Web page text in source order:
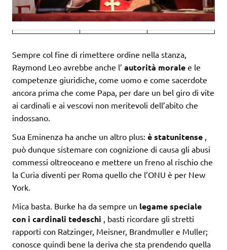
Sempre col fine di rimettere ordine nella stanza,
Raymond Leo avrebbe anche l’ autorità morale e le
competenze giuridiche, come uomo e come sacerdote
ancora prima che come Papa, per dare un bel giro di vite
ai cardinali e ai vescovi non meritevoli dell’abito che
indossano.
Sua Eminenza ha anche un altro plus: è statunitense ,
può dunque sistemare con cognizione di causa gli abusi
commessi oltreoceano e mettere un freno al rischio che
la Curia diventi per Roma quello che l’ONU è per New
York.
Mica basta. Burke ha da sempre un legame speciale
con i cardinali tedeschi , basti ricordare gli stretti
rapporti con Ratzinger, Meisner, Brandmuller e Muller;
conosce quindi bene la deriva che sta prendendo quella